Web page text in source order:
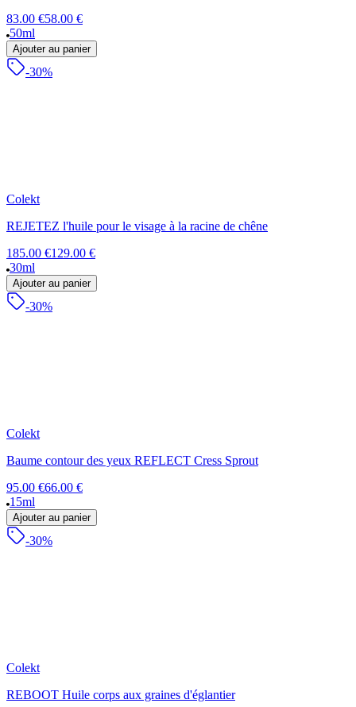
83.00 €58.00 €
50ml
Ajouter au panier
-30%
Colekt
REJETEZ l'huile pour le visage à la racine de chêne
185.00 €129.00 €
30ml
Ajouter au panier
-30%
Colekt
Baume contour des yeux REFLECT Cress Sprout
95.00 €66.00 €
15ml
Ajouter au panier
-30%
Colekt
REBOOT Huile corps aux graines d'églantier